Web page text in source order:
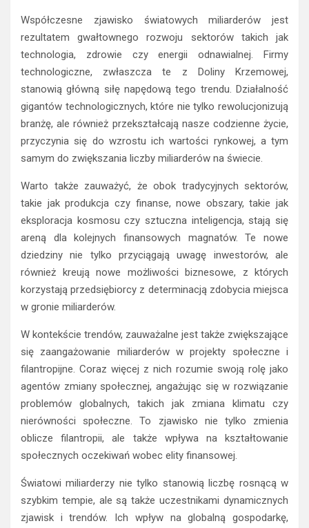
Współczesne zjawisko światowych miliarderów jest
rezultatem gwałtownego rozwoju sektorów takich jak
technologia, zdrowie czy energii odnawialnej. Firmy
technologiczne, zwłaszcza te z Doliny Krzemowej,
stanowią główną siłę napędową tego trendu. Działalność
gigantów technologicznych, które nie tylko rewolucjonizują
branżę, ale również przekształcają nasze codzienne życie,
przyczynia się do wzrostu ich wartości rynkowej, a tym
samym do zwiększania liczby miliarderów na świecie.
Warto także zauważyć, że obok tradycyjnych sektorów,
takie jak produkcja czy finanse, nowe obszary, takie jak
eksploracja kosmosu czy sztuczna inteligencja, stają się
areną dla kolejnych finansowych magnatów. Te nowe
dziedziny nie tylko przyciągają uwagę inwestorów, ale
również kreują nowe możliwości biznesowe, z których
korzystają przedsiębiorcy z determinacją zdobycia miejsca
w gronie miliarderów.
W kontekście trendów, zauważalne jest także zwiększające
się zaangażowanie miliarderów w projekty społeczne i
filantropijne. Coraz więcej z nich rozumie swoją rolę jako
agentów zmiany społecznej, angażując się w rozwiązanie
problemów globalnych, takich jak zmiana klimatu czy
nierówności społeczne. To zjawisko nie tylko zmienia
oblicze filantropii, ale także wpływa na kształtowanie
społecznych oczekiwań wobec elity finansowej.
Światowi miliarderzy nie tylko stanowią liczbę rosnącą w
szybkim tempie, ale są także uczestnikami dynamicznych
zjawisk i trendów. Ich wpływ na globalną gospodarkę,